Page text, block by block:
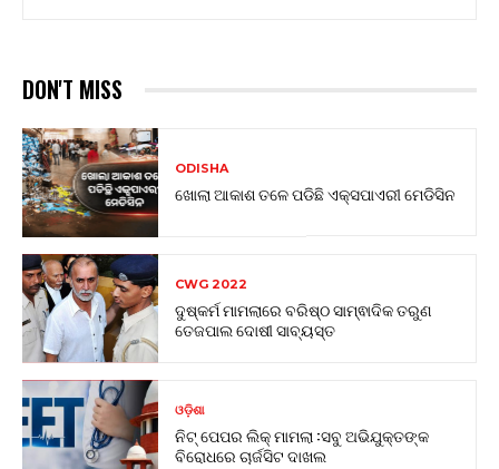
DON'T MISS
ODISHA
ଖୋଲା ଆକାଶ ତଳେ ପଡିଛି ଏକ୍ସପାଏରୀ ମେଡିସିନ
CWG 2022
ଦୁଷ୍କର୍ମ ମାମଲାରେ ବରିଷ୍ଠ ସାମ୍ଵାଦିକ ତରୁଣ
ତେଜପାଲ ଦୋଷୀ ସାବ୍ୟସ୍ତ
ଓଡ଼ିଶା
ନିଟ୍ ପେପର ଲିକ୍ ମାମଲା :ସବୁ ଅଭିଯୁକ୍ତଙ୍କ
ବିରୋଧରେ ଚାର୍ଜସିଟ ଦାଖଲ